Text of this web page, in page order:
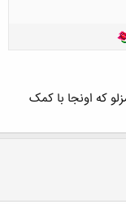
که اونجا با کمک